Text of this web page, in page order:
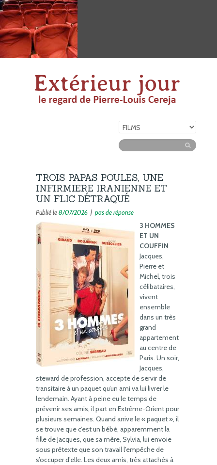
TROIS PAPAS POULES, UNE
INFIRMIERE IRANIENNE ET
UN FLIC DÉTRAQUÉ
Publié le8/07/2026 | pas de réponse
3 HOMMES
ET UN
COUFFIN
Jacques,
Pierre et
Michel, trois
célibataires,
vivent
ensemble
dans un très
grand
appartement
au centre de
Paris. Un soir,
Jacques,
steward de profession, accepte de servir de
transitaire à un paquet qu’un ami va lui livrer le
lendemain. Ayant à peine eu le temps de
prévenir ses amis, il part en Extrême-Orient pour
plusieurs semaines. Quand arrive le « paquet », il
se trouve que c’est un bébé, apparemment la
fille de Jacques, que sa mère, Sylvia, lui envoie
sous prétexte que son travail l’empêche de
s’occuper d’elle. Les deux amis, très attachés à